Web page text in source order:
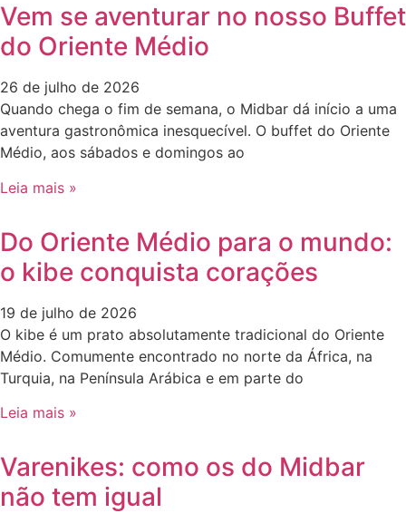
Vem se aventurar no nosso Buffet
do Oriente Médio
26 de julho de 2026
Quando chega o fim de semana, o Midbar dá início a uma
aventura gastronômica inesquecível. O buffet do Oriente
Médio, aos sábados e domingos ao
Leia mais »
Do Oriente Médio para o mundo:
o kibe conquista corações
19 de julho de 2026
O kibe é um prato absolutamente tradicional do Oriente
Médio. Comumente encontrado no norte da África, na
Turquia, na Península Arábica e em parte do
Leia mais »
Varenikes: como os do Midbar
não tem igual